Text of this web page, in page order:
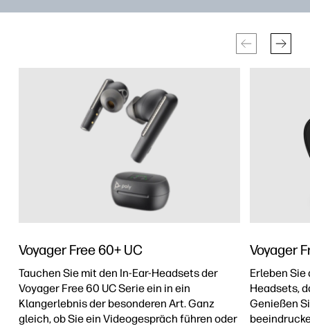
Voyager Free 60+ UC
Tauchen Sie mit den In-Ear-Headsets der
Voyager Free 60 UC Serie ein in ein
Klangerlebnis der besonderen Art. Ganz
gleich, ob Sie ein Videogespräch führen oder
Voyager
Erleben Sie
Headsets,
Genießen